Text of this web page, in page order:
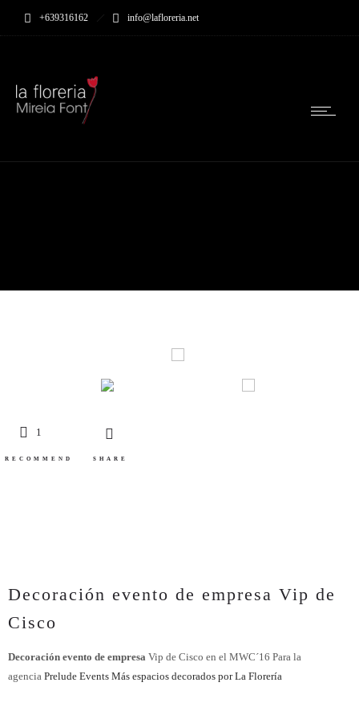
+639316162 info@lafloreria.net
1
RECOMMEND SHARE
Decoración evento de empresa Vip de
Cisco
Decoración evento de empresa Vip de Cisco en el MWC´16 Para la
agencia Prelude Events Más espacios decorados por La Florería